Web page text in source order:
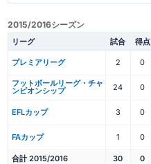
2015/2016シーズン
リーグ 試合 得点
プレミアリーグ 2 0
フットボールリーグ・チャ
ンピオンシップ 24 0
EFLカップ 3 0
FAカップ 1 0
合計 2015/2016 30 0